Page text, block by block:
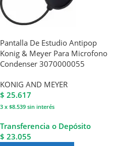
Pantalla De Estudio Antipop
Konig & Meyer Para Microfono
Condenser 3070000055
KONIG AND MEYER
$ 25.617
3 x $8.539 sin interés
Transferencia o Depósito
$ 23.055